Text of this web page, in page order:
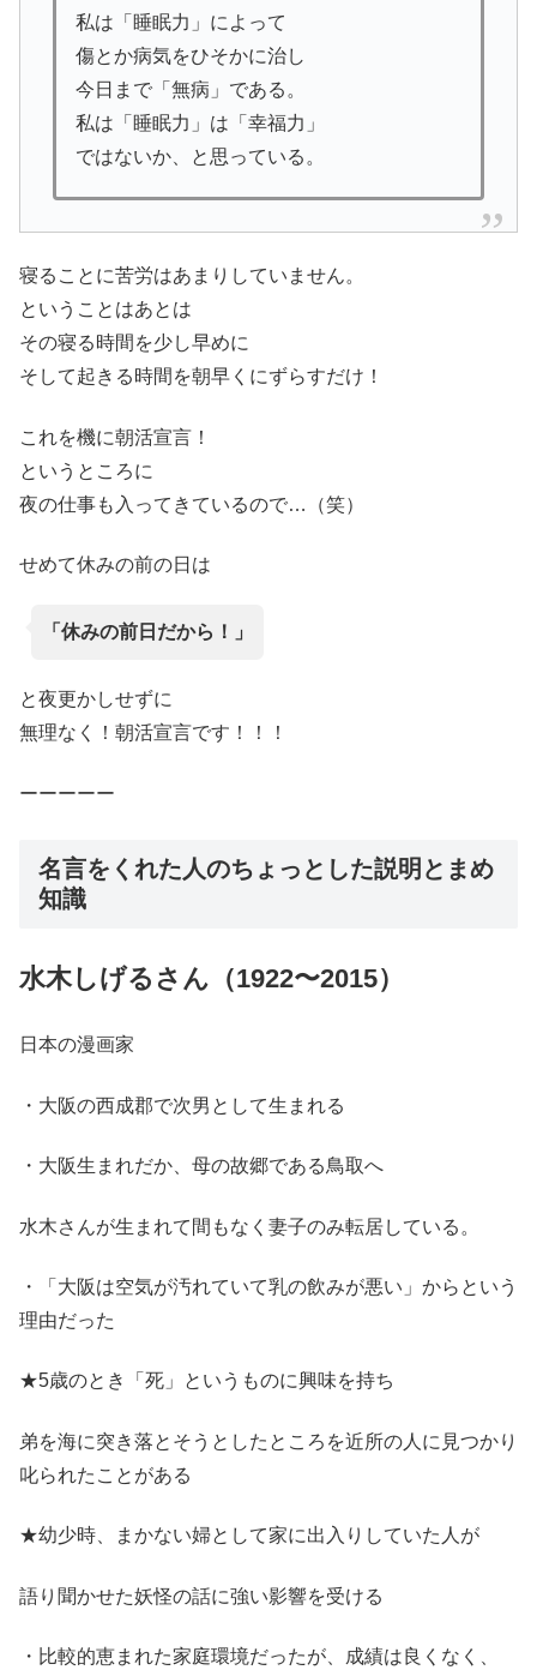
私は「睡眠力」によって
傷とか病気をひそかに治し
今日まで「無病」である。
私は「睡眠力」は「幸福力」
ではないか、と思っている。
寝ることに苦労はあまりしていません。
ということはあとは
その寝る時間を少し早めに
そして起きる時間を朝早くにずらすだけ！
これを機に朝活宣言！
というところに
夜の仕事も入ってきているので…（笑）
せめて休みの前の日は
「休みの前日だから！」
と夜更かしせずに
無理なく！朝活宣言です！！！
ーーーーー
名言をくれた人のちょっとした説明とまめ
知識
水木しげるさん（1922〜2015）
日本の漫画家
・大阪の西成郡で次男として生まれる
・大阪生まれだか、母の故郷である鳥取へ
水木さんが生まれて間もなく妻子のみ転居している。
・「大阪は空気が汚れていて乳の飲みが悪い」からという
理由だった
★5歳のとき「死」というものに興味を持ち
弟を海に突き落とそうとしたところを近所の人に見つかり
叱られたことがある
★幼少時、まかない婦として家に出入りしていた人が
語り聞かせた妖怪の話に強い影響を受ける
・比較的恵まれた家庭環境だったが、成績は良くなく、